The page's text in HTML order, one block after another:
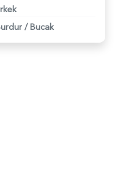
/ Bucak